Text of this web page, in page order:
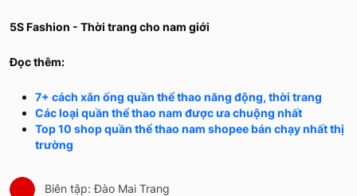
5S Fashion - Thời trang cho nam giới
Đọc thêm:
7+ cách xắn ống quần thể thao năng động, thời trang
Các loại quần thể thao nam được ưa chuộng nhất
Top 10 shop quần thể thao nam shopee bán chạy nhất thị
trường
Biên tập: Đào Mai Trang